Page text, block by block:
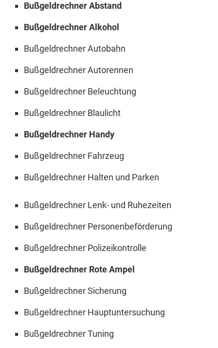
Bußgeldrechner Abstand
Bußgeldrechner Alkohol
Bußgeldrechner Autobahn
Bußgeldrechner Autorennen
Bußgeldrechner Beleuchtung
Bußgeldrechner Blaulicht
Bußgeldrechner Handy
Bußgeldrechner Fahrzeug
Bußgeldrechner Halten und Parken
Bußgeldrechner Lenk- und Ruhezeiten
Bußgeldrechner Personenbeförderung
Bußgeldrechner Polizeikontrolle
Bußgeldrechner Rote Ampel
Bußgeldrechner Sicherung
Bußgeldrechner Hauptuntersuchung
Bußgeldrechner Tuning